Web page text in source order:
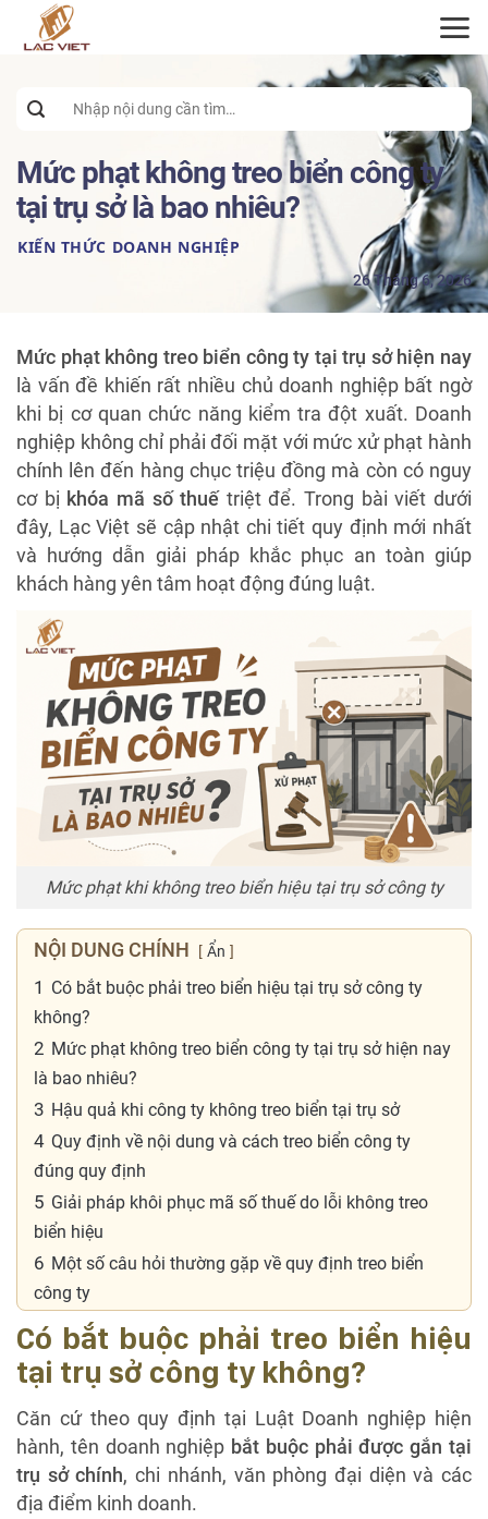
for:
Mức phạt không treo biển công ty
tại trụ sở là bao nhiêu?
KIẾN THỨC DOANH NGHIỆP
26 Tháng 6, 2026
Mức phạt không treo biển công ty tại trụ sở hiện nay
là vấn đề khiến rất nhiều chủ doanh nghiệp bất ngờ
khi bị cơ quan chức năng kiểm tra đột xuất. Doanh
nghiệp không chỉ phải đối mặt với mức xử phạt hành
chính lên đến hàng chục triệu đồng mà còn có nguy
cơ bị khóa mã số thuếtriệt để. Trong bài viết dưới
đây, Lạc Việt sẽ cập nhật chi tiết quy định mới nhất
và hướng dẫn giải pháp khắc phục an toàn giúp
khách hàng yên tâm hoạt động đúng luật.
Mức phạt khi không treo biển hiệu tại trụ sở công ty
NỘI DUNG CHÍNH Ẩn
1 Có bắt buộc phải treo biển hiệu tại trụ sở công ty
không?
2 Mức phạt không treo biển công ty tại trụ sở hiện nay
là bao nhiêu?
3 Hậu quả khi công ty không treo biển tại trụ sở
4 Quy định về nội dung và cách treo biển công ty
đúng quy định
5 Giải pháp khôi phục mã số thuế do lỗi không treo
biển hiệu
6 Một số câu hỏi thường gặp về quy định treo biển
công ty
Có bắt buộc phải treo biển hiệu
tại trụ sở công ty không?
Căn cứ theo quy định tại Luật Doanh nghiệp hiện
hành, tên doanh nghiệp bắt buộc phải được gắn tại
trụ sở chính, chi nhánh, văn phòng đại diện và các
địa điểm kinh doanh.